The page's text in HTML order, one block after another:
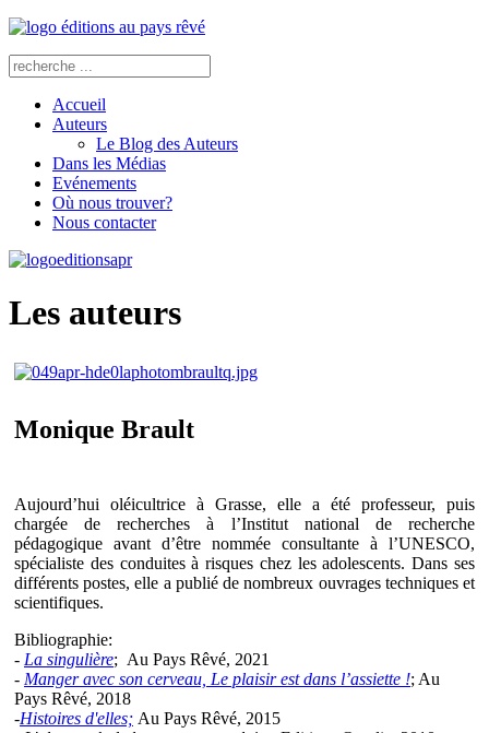
Accueil
Auteurs
Le Blog des Auteurs
Dans les Médias
Evénements
Où nous trouver?
Nous contacter
Les auteurs
Monique Brault
Aujourd’hui oléicultrice à Grasse, elle a été professeur, puis
chargée de recherches à l’Institut national de recherche
pédagogique avant d’être nommée consultante à l’UNESCO,
spécialiste des conduites à risques chez les adolescents. Dans ses
différents postes, elle a publié de nombreux ouvrages techniques et
scientifiques.
Bibliographie:
- La singulière; Au Pays Rêvé, 2021
- Manger avec son cerveau, Le plaisir est dans l’assiette !; Au
Pays Rêvé, 2018
-Histoires d'elles; Au Pays Rêvé, 2015